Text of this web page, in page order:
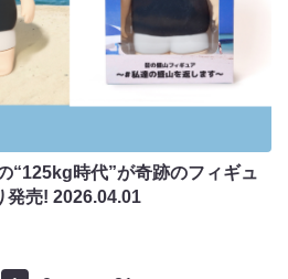
“125kg時代”が奇跡のフィギュ
発売!2026.04.01